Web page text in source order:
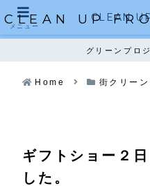
CLEAN UP
グリーンプロ
Home 街クリーン
ギフトショー２
した。
メニュー
CLEAN